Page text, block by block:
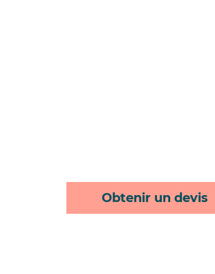
Obtenir un devis